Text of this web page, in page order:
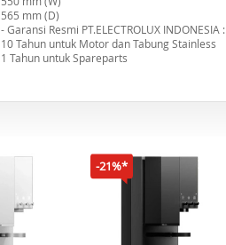
565 mm (D)
- Garansi Resmi PT.ELECTROLUX INDONESIA :
10 Tahun untuk Motor dan Tabung Stainless
1 Tahun untuk Spareparts
-21%*